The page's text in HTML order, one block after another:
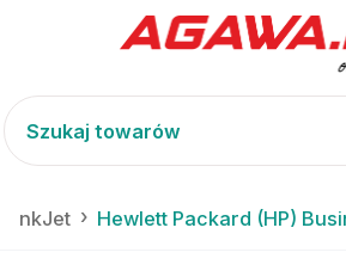
InkJet Hewlett Packard (HP)